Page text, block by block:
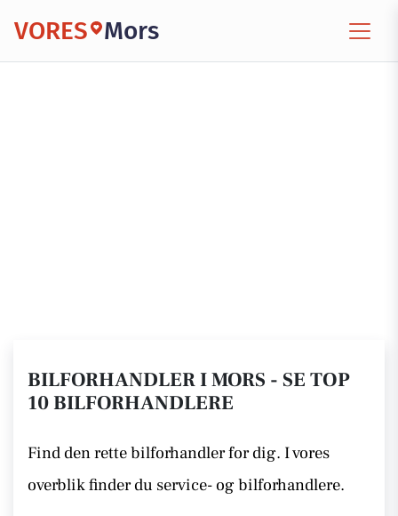
VORES Mors
BILFORHANDLER I MORS - SE TOP
10 BILFORHANDLERE
Find den rette bilforhandler for dig. I vores
overblik finder du service- og bilforhandlere.